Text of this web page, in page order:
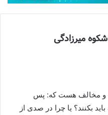
میرزادگی
و مخالف هست که: پس
بکنند؟ یا چرا در صدی از